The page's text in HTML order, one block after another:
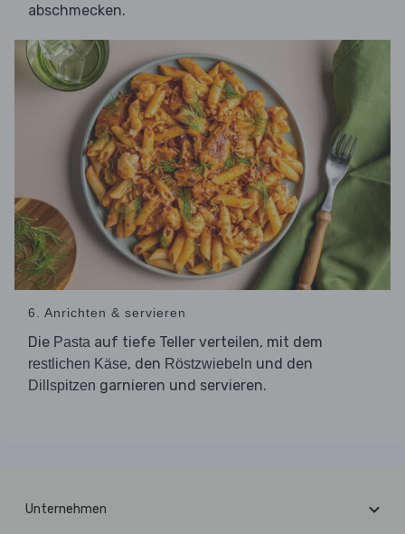
abschmecken.
6. Anrichten & servieren
Die Pasta auf tiefe Teller verteilen, mit dem
restlichen Käse, den Röstzwiebeln und den
Dillspitzen garnieren und servieren.
Unternehmen